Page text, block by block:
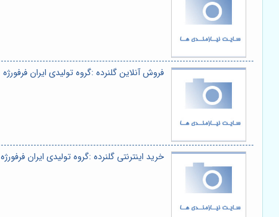
فروش آنلاین گلنرده :گروه تولیدی ایران فرفورژه
خرید اینترنتی گلنرده :گروه تولیدی ایران فرفورژه